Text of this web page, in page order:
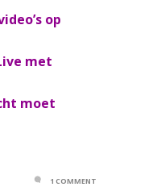
op
met
moet
1 COMMENT